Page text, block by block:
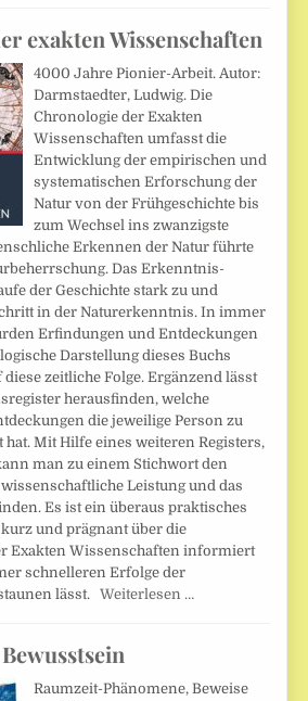
exakten Wissenschaften
4000 Jahre Pionier-Arbeit. Autor:
Darmstaedter, Ludwig. Die
Chronologie der Exakten
Wissenschaften umfasst die
Entwicklung der empirischen und
systematischen Erforschung der
Natur von der Frühgeschichte bis
zum Wechsel ins zwanzigste
Erkennen der Natur führte
Das Erkenntnis-
der Geschichte stark zu und
in der Naturerkenntnis. In immer
Erfindungen und Entdeckungen
Darstellung dieses Buchs
zeitliche Folge. Ergänzend lässt
herausfinden, welche
die jeweilige Person zu
hat. Mit Hilfe eines weiteren Registers,
man zu einem Stichwort den
Leistung und das
Es ist ein überaus praktisches
und prägnant über die
Exakten Wissenschaften informiert
schnelleren Erfolge der
lässt.Weiterlesen …
Raumzeit-Phänomene, Beweise